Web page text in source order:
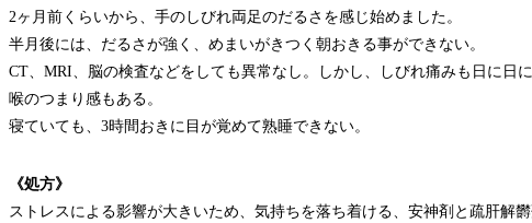
2ヶ月前くらいから、手のしびれ両足のだるさを感じ始めました。
半月後には、だるさが強く、めまいがきつく朝おきる事ができない。
CT、MRI、脳の検査などをしても異常なし。しかし、しびれ痛みも日に日
喉のつまり感もある。
寝ていても、3時間おきに目が覚めて熟睡できない。
《処方》
ストレスによる影響が大きいため、気持ちを落ち着ける、安神剤と疏肝解欝